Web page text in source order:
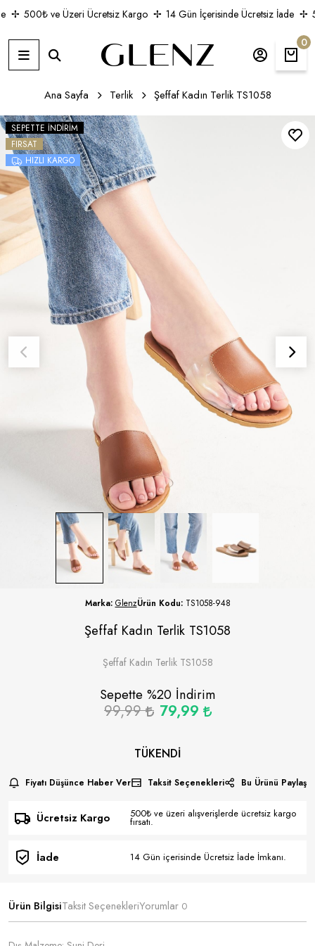
500₺ ve Üzeri Ücretsiz Kargo 14 Gün İçerisinde Ücretsiz İade
0
Ana Sayfa Terlik Şeffaf Kadın Terlik TS1058
SEPETTE İNDIRIM
FIRSAT
HIZLI KARGO
Marka: GlenzÜrün Kodu: TS1058-948
Şeffaf Kadın Terlik TS1058
Şeffaf Kadın Terlik TS1058
Sepette %20İndirim
99,99 79,99
TÜKENDI
Fiyatı Düşünce Haber Ver Taksit Seçenekleri Bu Ürünü Paylaş
Ücretsiz Kargo 500₺ ve üzeri alışverişlerde ücretsiz kargo
fırsatı.
İade 14 Gün içerisinde Ücretsiz İade İmkanı.
Ürün BilgisiTaksit SeçenekleriYorumlar 0